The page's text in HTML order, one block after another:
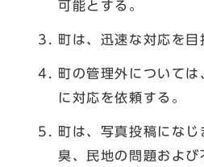
可能とする。
町は、迅速な対応を目
町の管理外について
に対応を依頼する。
町は、写真投稿にな
臭、民地の問題およ